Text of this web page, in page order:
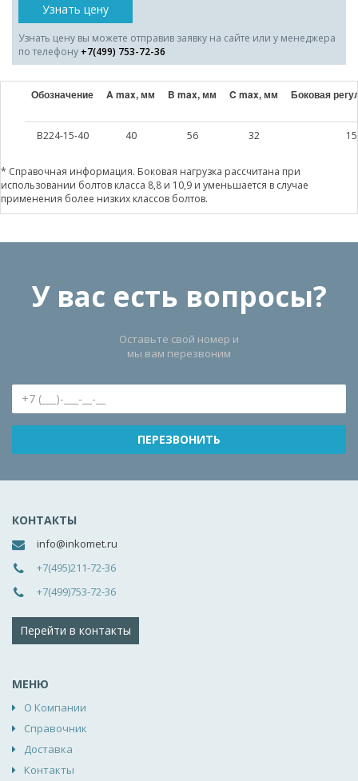
Узнать цену
Узнать цену вы можете отправив заявку на сайте или у менеджера
по телефону +7(499) 753-72-36
Обозначение A max, мм B max, мм C max, мм Боковая
B224-15-40 40 56 32 15
* Справочная информация. Боковая нагрузка рассчитана при
использовании болтов класса 8,8 и 10,9 и уменьшается в случае
применения более низких классов болтов.
У вас есть вопросы?
Оставьте свой номер и
мы вам перезвоним
КОНТАКТЫ
info@inkomet.ru
+7(495)211-72-36
+7(499)753-72-36
Перейти в контакты
МЕНЮ
О Компании
Справочник
Доставка
Контакты